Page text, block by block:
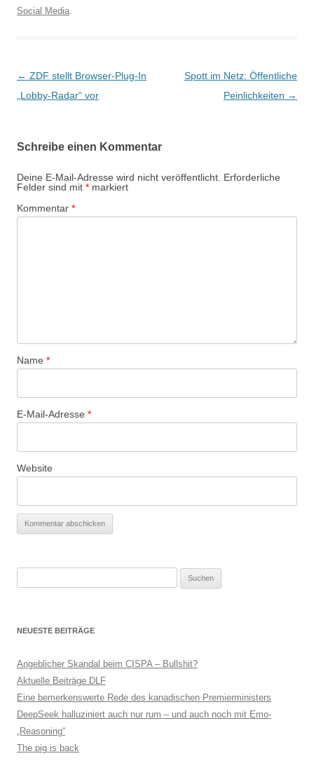
Social Media.
Beitragsnavigation
← ZDF stellt Browser-Plug-In
„Lobby-Radar“ vor
Spott im Netz: Öffentliche
Peinlichkeiten →
Schreibe einen Kommentar
Deine E-Mail-Adresse wird nicht veröffentlicht. Erforderliche
Felder sind mit * markiert
Kommentar *
Name *
E-Mail-Adresse *
Website
NEUESTE BEITRÄGE
Angeblicher Skandal beim CISPA – Bullshit?
Aktuelle Beiträge DLF
Eine bemerkenswerte Rede des kanadischen Premierministers
DeepSeek halluziniert auch nur rum – und auch noch mit Emo-
„Reasoning“
The pig is back